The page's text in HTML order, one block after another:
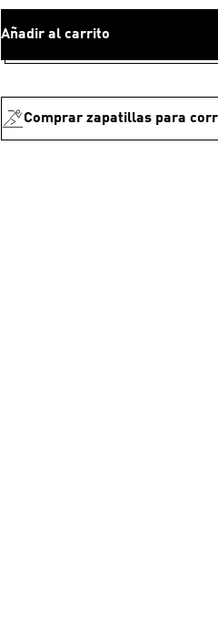
Añadir al carrito
Comprar zapatillas para